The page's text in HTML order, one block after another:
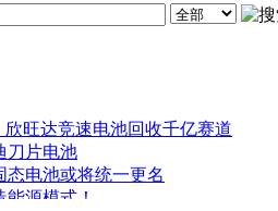
欣旺达竞速电池回收千亿赛道
刀片电池
电池或将统一更名
源模式！